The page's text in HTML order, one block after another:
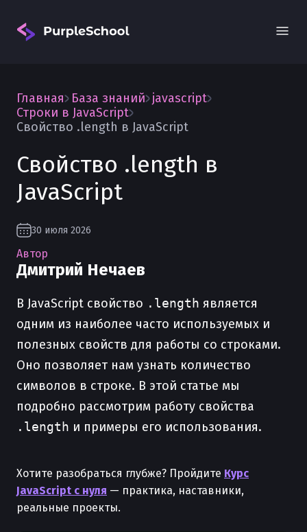
Главная База знаний javascript
Строки в JavaScript
Свойство .length в JavaScript
Свойство .length в
JavaScript
30 июля 2026
Автор
Дмитрий Нечаев
В JavaScript свойство .length является
одним из наиболее часто используемых и
полезных свойств для работы со строками.
Оно позволяет нам узнать количество
символов в строке. В этой статье мы
подробно рассмотрим работу свойства
.length и примеры его использования.
Хотите разобраться глубже? Пройдите Курс
JavaScript с нуля — практика, наставники,
реальные проекты.